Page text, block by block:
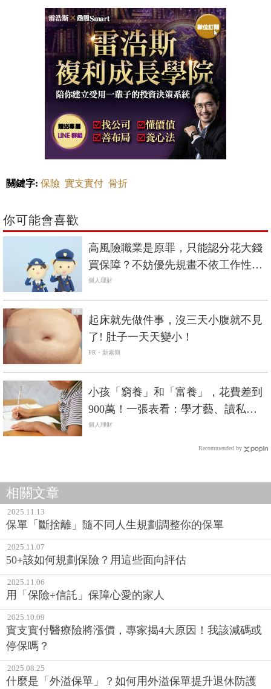
關鍵字: 保險 實支實付 骨折
你可能會喜歡
高風險職業是原罪，只能認分花大錢
買保障？不妨優先規畫不依工作性質
調高費用的3險種
個人理財
PR
起床就先做件事，沒三天小腹就不見
了! 肚子一天天變小！
PR・新素簡
小孩「窮養」和「富養」，花費差到
900萬！一張表看：學才藝、讀私校...
就是這些錢掏光父母資產
個人理財
Recommended by
相關文章
2025.11.13
保單「斷捨離」隨不同人生規劃調整你的保單
2025.11.07
50+該如何規劃保險？用這些面向評估
2025.11.06
用「保險+信託」保障心愛的家人
2025.10.09
實支實付醫療險將漲價，專家揭4大原因！我該減碼或
停保嗎？
2025.08.25
什麼是「外溢保單」？如何用外溢保單提升退休防護